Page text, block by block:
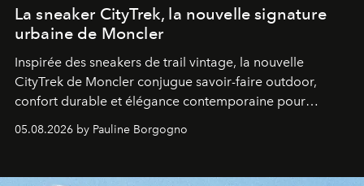
La sneaker CityTrek, la nouvelle signature
urbaine de Moncler
Inspirée des sneakers de trail vintage, la nouvelle
CityTrek de Moncler conjugue savoir-faire outdoor,
confort durable et élégance contemporaine pour
accompagner les explorations du quotidien.
05.08.2026 by Pauline Borgogno